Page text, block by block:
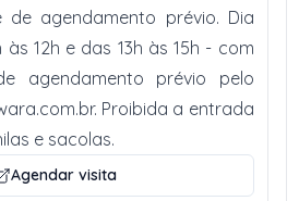
de agendamento prévio. Dia
12h e das 13h às 15h - com
agendamento prévio pelo
. Proibida a entrada
e sacolas.
Agendar visita